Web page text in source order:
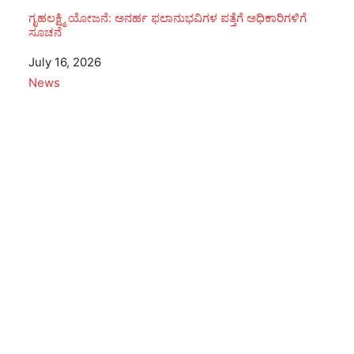
ಗೃಹಲಕ್ಷ್ಮಿ ಯೋಜನೆ: ಅನರ್ಹ ಫಲಾನುಭವಿಗಳ ಪತ್ತೆಗೆ ಅಧಿಕಾರಿಗಳಿಗೆ
ಸೂಚನೆ
Date
July 16, 2026
In relation to
News